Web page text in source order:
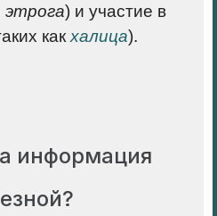
этрога) и участие в
как халица).
информация